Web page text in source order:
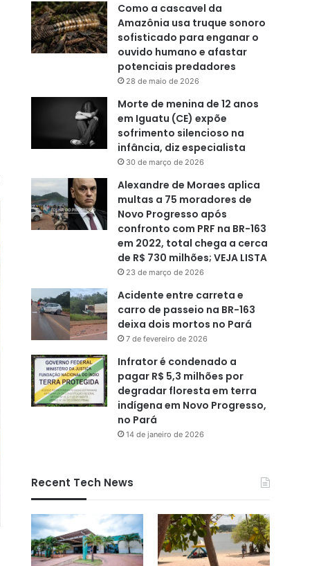
Como a cascavel da
Amazônia usa truque sonoro
sofisticado para enganar o
ouvido humano e afastar
potenciais predadores
28 de maio de 2026
Morte de menina de 12 anos
em Iguatu (CE) expõe
sofrimento silencioso na
infância, diz especialista
30 de março de 2026
Alexandre de Moraes aplica
multas a 75 moradores de
Novo Progresso após
confronto com PRF na BR-163
em 2022, total chega a cerca
de R$ 730 milhões; VEJA LISTA
23 de março de 2026
Acidente entre carreta e
carro de passeio na BR-163
deixa dois mortos no Pará
7 de fevereiro de 2026
Infrator é condenado a
pagar R$ 5,3 milhões por
degradar floresta em terra
indígena em Novo Progresso,
no Pará
14 de janeiro de 2026
Recent Tech News